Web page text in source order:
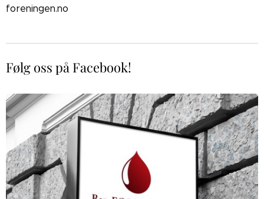
foreningen.no
Følg oss på Facebook!